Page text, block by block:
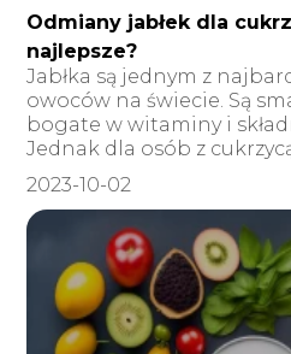
Odmiany jabłek dla
najlepsze?
Jabłka są jednym z
owoców na świecie. Są
bogate w witaminy i
Jednak dla osób z
2023-10-02